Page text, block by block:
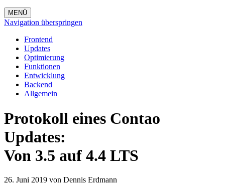
MENÜ
Navigation überspringen
Frontend
Updates
Optimierung
Funktionen
Entwicklung
Backend
Allgemein
Protokoll eines Contao
Updates:
Von 3.5 auf 4.4 LTS
26. Juni 2019 von Dennis Erdmann